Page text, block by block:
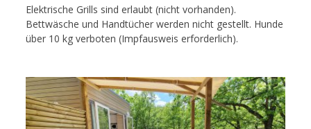
Elektrische Grills sind erlaubt (nicht vorhanden).
Bettwäsche und Handtücher werden nicht gestellt. Hunde
über 10 kg verboten (Impfausweis erforderlich).